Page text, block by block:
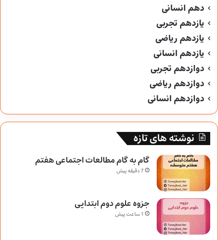
دهم انسانی
یازدهم تجربی
یازدهم ریاضی
یازدهم انسانی
دوازدهم تجربی
دوازدهم ریاضی
دوازدهم انسانی
نوشته های تازه
گام به گام مطالعات اجتماعی هفتم
7 دقیقه پیش
جزوه علوم دوم ابتدایی
1 ساعت پیش